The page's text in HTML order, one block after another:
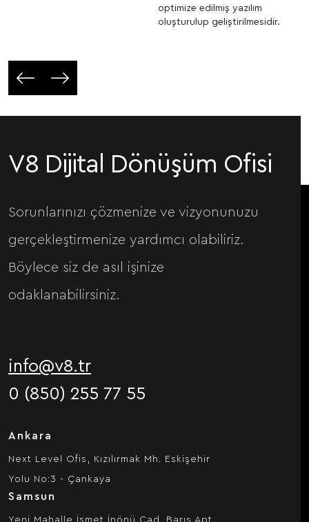
optimize edilmiş yazılım
oluşturulup geliştirilmesidir.
V8 Dijital Dönüşüm Ofisi
Sorunlarınızı çözmenize ve vizyonunuzu
gerçekleştirmenize yardımcı olabiliriz.
Böylece siz de asıl işinize
odaklanabilirsiniz.
info@v8.tr
0 (850) 255 77 55
Ankara
Next Level Ofis, Kızılırmak Mh. Eskişehir
Yolu No:3 - Çankaya
Samsun
Yeni Mahalle İsmet İnönü Cad. Barış Apt.